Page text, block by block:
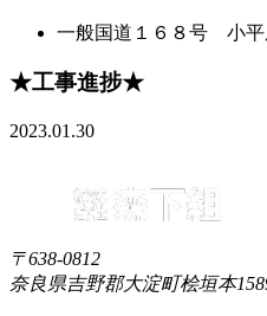
一般国道１６８号 小平
★工事進捗★
2023.01.30
〒638-0812
奈良県吉野郡大淀町桧垣本